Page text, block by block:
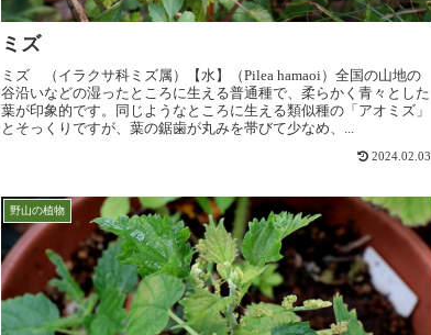
ミズ
ミズ （イラクサ科ミズ属）【水】（Pilea hamaoi）全国の山地の
谷沿いなどの湿ったところに生える普通種で、柔らかく青々とした
葉が印象的です。同じようなところに生える類似種の「アオミズ」
とそっくりですが、葉の鋸歯が丸みを帯びて少なめ、...
2024.02.03
野山の植物